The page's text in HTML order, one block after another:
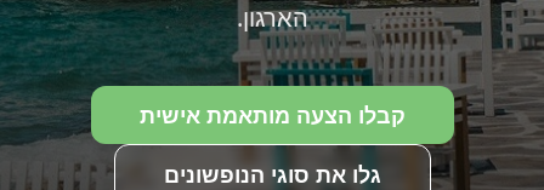
הארגון.
קבלו הצעה מותאמת אישית
גלו את סוגי הנופשונים